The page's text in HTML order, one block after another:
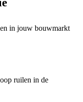
in jouw bouwmarkt
ruilen in de